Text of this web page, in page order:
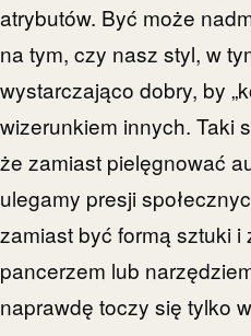
atrybutów. Być może
na tym, czy nasz styl, w
wystarczająco dobry, by
wizerunkiem innych. Taki
że zamiast pielęgnować
ulegamy presji
zamiast być formą sztuki i
pancerzem lub
naprawdę toczy się tylko